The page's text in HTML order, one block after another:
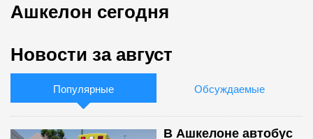
Ашкелон сегодня
Новости за август
Популярные Обсуждаемые
В Ашкелоне автобус